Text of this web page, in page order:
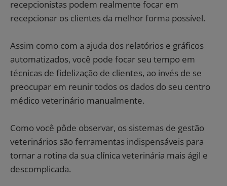
recepcionistas podem realmente focar em
recepcionar os clientes da melhor forma possível.
Assim como com a ajuda dos relatórios e gráficos
automatizados, você pode focar seu tempo em
técnicas de fidelização de clientes, ao invés de se
preocupar em reunir todos os dados do seu centro
médico veterinário manualmente.
Como você pôde observar, os sistemas de gestão
veterinários são ferramentas indispensáveis para
tornar a rotina da sua clínica veterinária mais ágil e
descomplicada.